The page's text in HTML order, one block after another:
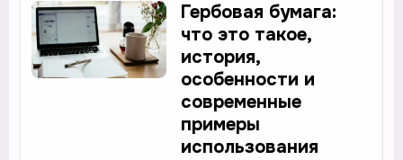
Гербовая бумага:
что это такое,
история,
особенности и
современные
примеры
использования